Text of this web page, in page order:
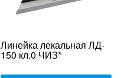
Линейка лекальная ЛД-
150 кл.0 ЧИЗ*